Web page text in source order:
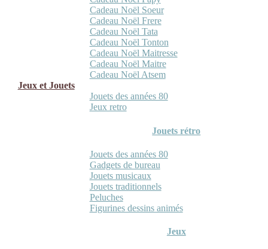
Cadeau Noël Soeur
Cadeau Noël Frere
Cadeau Noël Tata
Cadeau Noël Tonton
Cadeau Noël Maitresse
Cadeau Noël Maitre
Cadeau Noël Atsem
Jeux et Jouets
Jouets des années 80
Jeux retro
Jouets rétro
Jouets des années 80
Gadgets de bureau
Jouets musicaux
Jouets traditionnels
Peluches
Figurines dessins animés
Jeux